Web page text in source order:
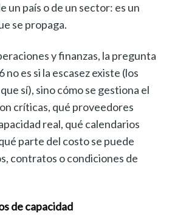
un país o de un sector: es un
se propaga.
y finanzas, la pregunta
es si la escasez existe (los
sí), sino cómo se gestiona el
críticas, qué proveedores
real, qué calendarios
parte del costo se puede
contratos o condiciones de
de capacidad